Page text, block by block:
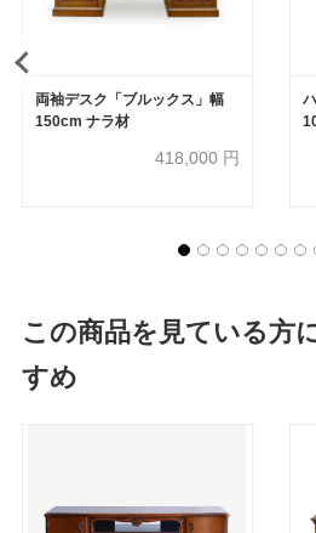
両袖デスク「ブルックス」幅
150cm ナラ材
418,000 円
この商品を見ている方
すめ